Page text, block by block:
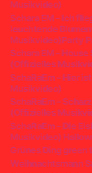
Musikvideo)
Schara EM – Ich
leuchtende
Musikvideo)Party
Schara EM –
(Offizielles
SchaRaEm – Hier
Musikvideo)
SchaRaEm –
(Offizielles
SchaRaEm – Die
Musikvideo)
Grünes Ding green
Weihnachtsmann